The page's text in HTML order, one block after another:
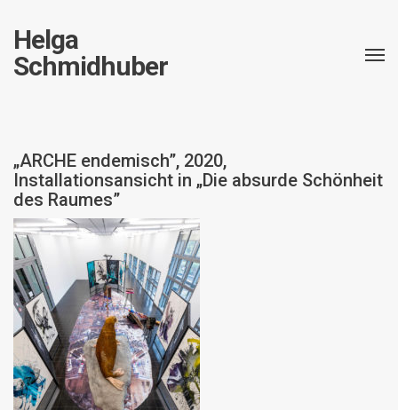
Helga
Schmidhuber
„ARCHE endemisch”, 2020,
Installationsansicht in „Die absurde Schönheit
des Raumes”